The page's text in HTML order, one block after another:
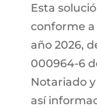
Esta
conforme a
año 2026,
000964-6
Notariado
así